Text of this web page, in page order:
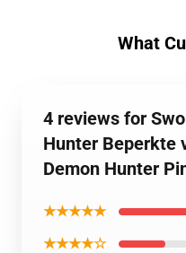
What
4 reviews for
Hunter Beperkte
Demon Hunter
★★★★★
★★★★☆